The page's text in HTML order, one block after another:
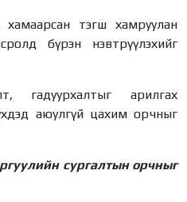
хамаарсан тэгш хамруулан
бүрэн нэвтрүүлэхийг
гадуурхалтыг арилгах
аюулгүй цахим орчныг
сургалтын орчныг